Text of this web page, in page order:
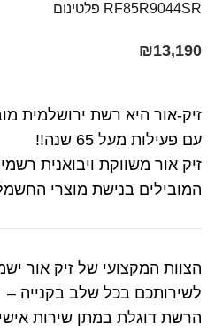
RF85R9044SR פלטינום
₪13,190
זיק-אור היא רשת ירושלמית
עם פעילות מעל 65 שנה!!
זיק אור משווקת ויבואנית
המובילים בנישת מוצרי החשמל
הצוות המקצועי של זיק אור
לשירותכם בכל שלב בקנייה –
הרשת דוגלת במתן שירות